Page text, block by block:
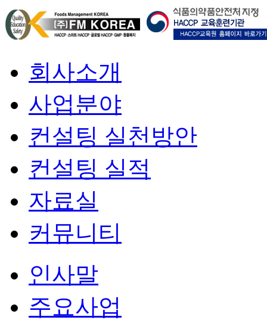
회사소개
사업분야
컨설팅 실천방안
컨설팅 실적
자료실
커뮤니티
인사말
주요사업